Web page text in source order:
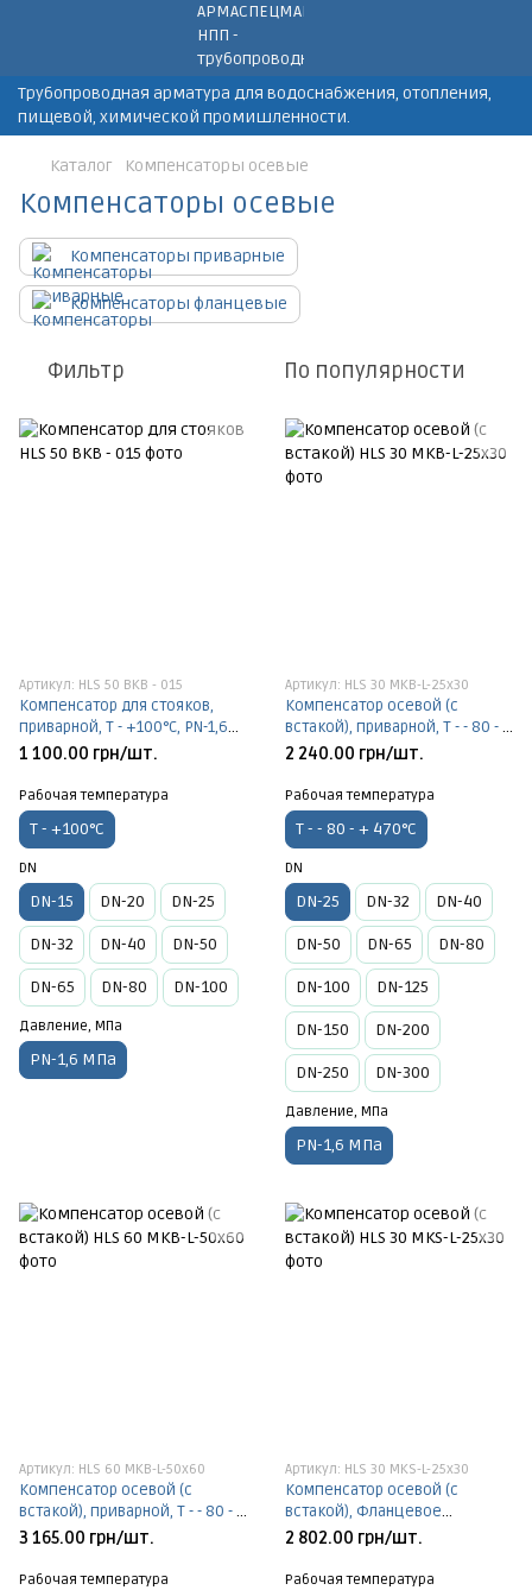
Трубопроводная арматура для водоснабжения, отопления,
пищевой, химической промишленности.
Каталог Компенсаторы осевые
Компенсаторы осевые
Компенсаторы приварные
Компенсаторы фланцевые
Фильтр По популярности
Артикул: HLS 50 BKB - 015
Компенсатор для стояков,
приварной, Т - +100°C, PN-1,6
МПа, DN-15
1 100.00 грн/шт.
Рабочая температура
Т - +100°C
DN
DN-15 DN-20 DN-25
DN-32 DN-40 DN-50
DN-65 DN-80 DN-100
Давление, МПа
PN-1,6 МПа
Артикул: HLS 30 MKB-L-25х30
Компенсатор осевой (с
встакой), приварной, Т - - 80 - +
470°C, PN-1,6 МПа, DN-25
2 240.00 грн/шт.
Рабочая температура
Т - - 80 - + 470°C
DN
DN-25 DN-32 DN-40
DN-50 DN-65 DN-80
DN-100 DN-125
DN-150 DN-200
DN-250 DN-300
Давление, МПа
PN-1,6 МПа
Артикул: HLS 60 MKB-L-50х60
Компенсатор осевой (с
встакой), приварной, Т - - 80 - +
470°C, PN-1,6 МПа, DN-50
3 165.00 грн/шт.
Рабочая температура
Артикул: HLS 30 MKS-L-25х30
Компенсатор осевой (с
встакой), Фланцевое
соединения, Т - - 196 - + 1100°C,
2 802.00 грн/шт.
Рабочая температура